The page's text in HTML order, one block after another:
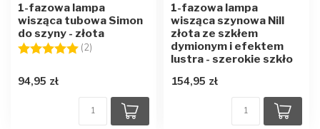
1-fazowa lampa
wisząca tubowa Simon
do szyny - złota
Ocena:
(2) 5.0 na 5 gwiazdek
94,95 zł
1-fazowa lampa
wisząca szynowa Nill
złota ze szkłem
dymionym i efektem
lustra - szerokie szkło
154,95 zł